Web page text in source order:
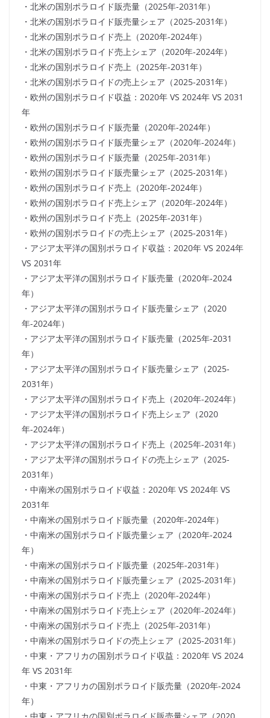
・北米の国別ポラロイド販売量（2025年-2031年）
・北米の国別ポラロイド販売量シェア（2025-2031年）
・北米の国別ポラロイド売上（2020年-2024年）
・北米の国別ポラロイド売上シェア（2020年-2024年）
・北米の国別ポラロイド売上（2025年-2031年）
・北米の国別ポラロイドの売上シェア（2025-2031年）
・欧州の国別ポラロイド収益：2020年 VS 2024年 VS 2031
年
・欧州の国別ポラロイド販売量（2020年-2024年）
・欧州の国別ポラロイド販売量シェア（2020年-2024年）
・欧州の国別ポラロイド販売量（2025年-2031年）
・欧州の国別ポラロイド販売量シェア（2025-2031年）
・欧州の国別ポラロイド売上（2020年-2024年）
・欧州の国別ポラロイド売上シェア（2020年-2024年）
・欧州の国別ポラロイド売上（2025年-2031年）
・欧州の国別ポラロイドの売上シェア（2025-2031年）
・アジア太平洋の国別ポラロイド収益：2020年 VS 2024年
VS 2031年
・アジア太平洋の国別ポラロイド販売量（2020年-2024
年）
・アジア太平洋の国別ポラロイド販売量シェア（2020
年-2024年）
・アジア太平洋の国別ポラロイド販売量（2025年-2031
年）
・アジア太平洋の国別ポラロイド販売量シェア（2025-
2031年）
・アジア太平洋の国別ポラロイド売上（2020年-2024年）
・アジア太平洋の国別ポラロイド売上シェア（2020
年-2024年）
・アジア太平洋の国別ポラロイド売上（2025年-2031年）
・アジア太平洋の国別ポラロイドの売上シェア（2025-
2031年）
・中南米の国別ポラロイド収益：2020年 VS 2024年 VS
2031年
・中南米の国別ポラロイド販売量（2020年-2024年）
・中南米の国別ポラロイド販売量シェア（2020年-2024
年）
・中南米の国別ポラロイド販売量（2025年-2031年）
・中南米の国別ポラロイド販売量シェア（2025-2031年）
・中南米の国別ポラロイド売上（2020年-2024年）
・中南米の国別ポラロイド売上シェア（2020年-2024年）
・中南米の国別ポラロイド売上（2025年-2031年）
・中南米の国別ポラロイドの売上シェア（2025-2031年）
・中東・アフリカの国別ポラロイド収益：2020年 VS 2024
年 VS 2031年
・中東・アフリカの国別ポラロイド販売量（2020年-2024
年）